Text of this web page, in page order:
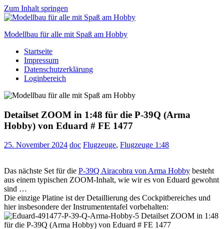
Zum Inhalt springen
Modellbau für alle mit Spaß am Hobby
Scale
modelling
to
Startseite
Impressum
Datenschutzerklärung
Loginbereich
Detailset ZOOM in 1:48 für die P-39Q (Arma
Hobby) von Eduard # FE 1477
25. November 2024 doc Flugzeuge, Flugzeuge 1:48
Das nächste Set für die P-39Q Airacobra von Arma Hobby besteht
aus einem typischen ZOOM-Inhalt, wie wir es von Eduard gewohnt
sind …
Die einzige Platine ist der Detaillierung des Cockpitbereiches und
hier insbesondere der Instrumententafel vorbehalten: